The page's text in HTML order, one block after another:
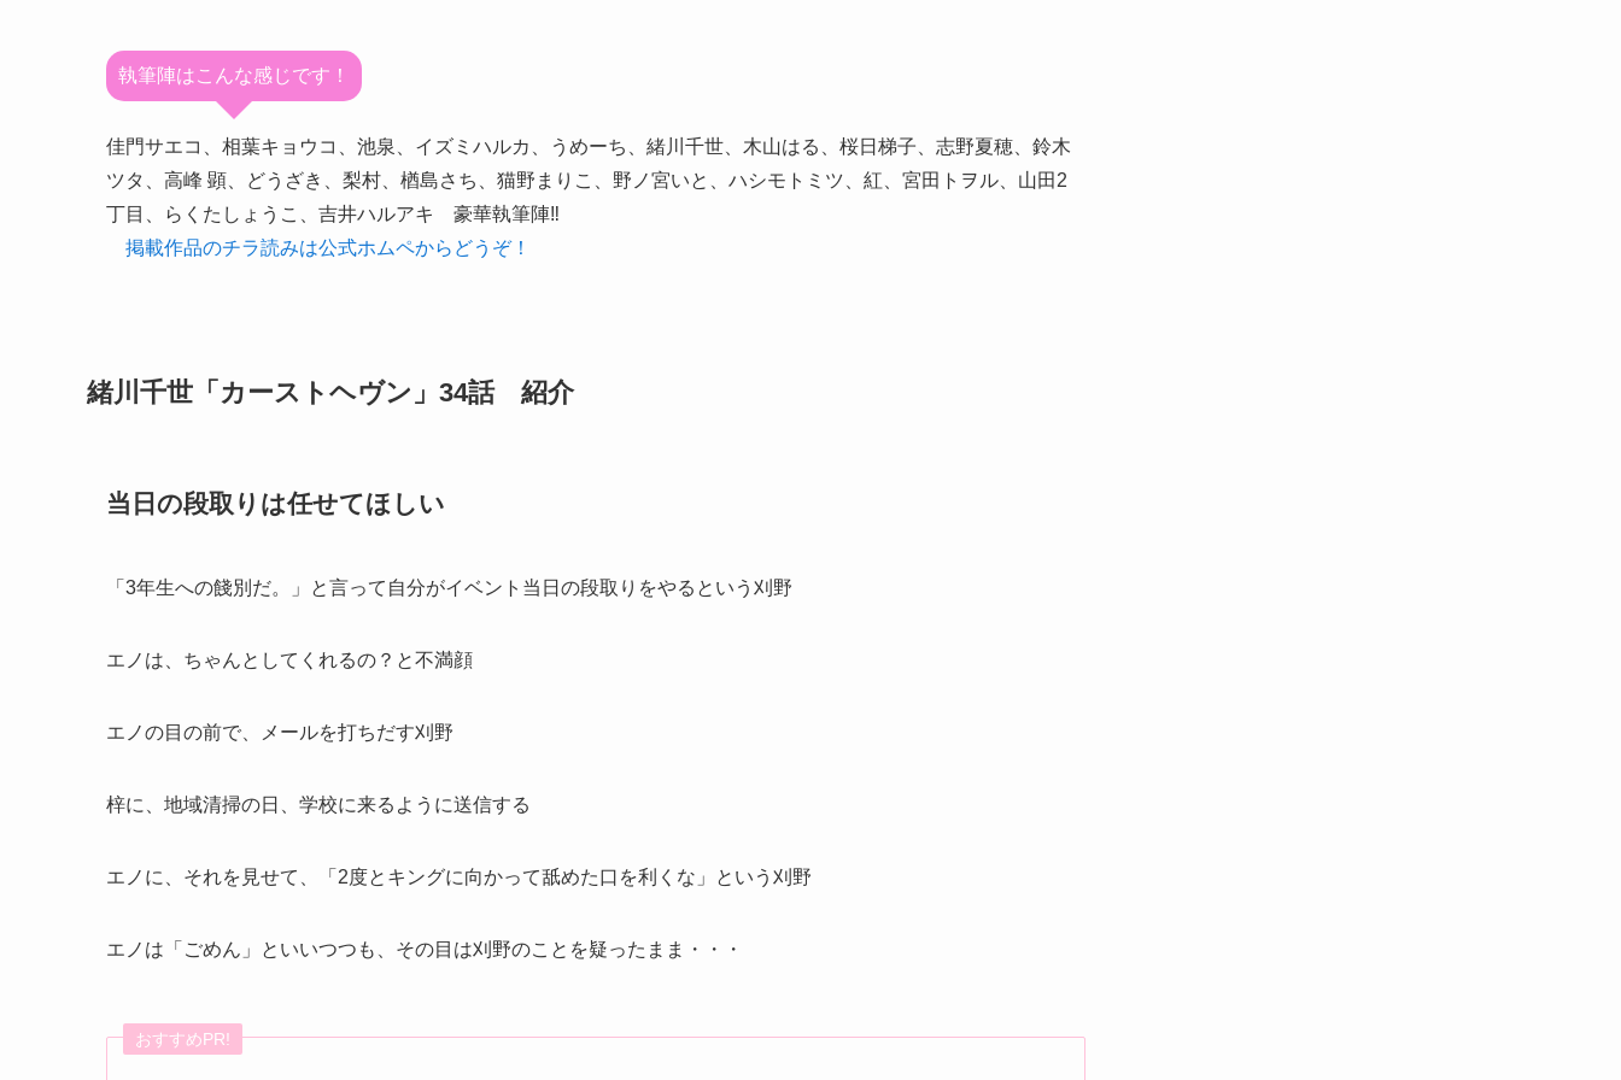
執筆陣はこんな感じです！
佳門サエコ、相葉キョウコ、池泉、イズミハルカ、うめーち、緒川千世、木山はる、桜日梯子、志野夏穂、鈴木
ツタ、高峰 顕、どうざき、梨村、楢島さち、猫野まりこ、野ノ宮いと、ハシモトミツ、紅、宮田トヲル、山田2
丁目、らくたしょうこ、吉井ハルアキ 豪華執筆陣‼
掲載作品のチラ読みは公式ホムペからどうぞ！
緒川千世「カーストヘヴン」34話 紹介
当日の段取りは任せてほしい
「3年生への餞別だ。」と言って自分がイベント当日の段取りをやるという刈野
エノは、ちゃんとしてくれるの？と不満顔
エノの目の前で、メールを打ちだす刈野
梓に、地域清掃の日、学校に来るように送信する
エノに、それを見せて、「2度とキングに向かって舐めた口を利くな」という刈野
エノは「ごめん」といいつつも、その目は刈野のことを疑ったまま・・・
おすすめPR!